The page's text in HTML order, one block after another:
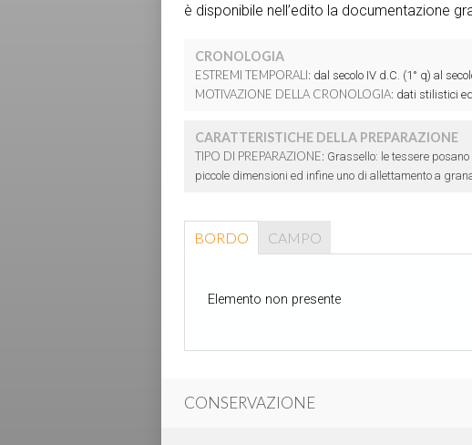
è disponibile nell’edito la documentazione
CRONOLOGIA
ESTREMI TEMPORALI: dal secolo IV d.C. (1° q) al
MOTIVAZIONE DELLA CRONOLOGIA: dati stilistici
CARATTERISTICHE DELLA PREPARAZIONE
TIPO DI PREPARAZIONE: Grassello: le tessere
piccole dimensioni ed infine uno di allettamento a
BORDO CAMPO
Elemento non presente
CONSERVAZIONE